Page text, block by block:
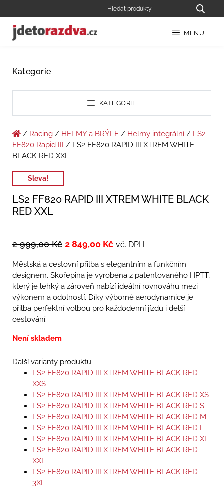
MENU
Kategorie
KATEGORIE
/ Racing / HELMY a BRÝLE / Helmy integrální / LS2
FF820 Rapid III
/ LS2 FF820 RAPID III XTREM WHITE
BLACK RED XXL
Sleva!
LS2 FF820 RAPID III XTREM WHITE BLACK
RED XXL
2 999,00Kč 2 849,00 Kč vč. DPH
Městská a cestovní přilba s elegantním a funkčním
designem. Skořepina je vyrobena z patentovaného HPTT,
který je lehký a zároveň nabízí ideální rovnováhu mezi
výkonem a odolností. Díky výborné aerodynamice je
přilba perfektní volbou pro každodenní jízdu i delší
cestování.
Není skladem
Další varianty produktu
LS2 FF820 RAPID III XTREM WHITE BLACK RED
XXS
LS2 FF820 RAPID III XTREM WHITE BLACK RED XS
LS2 FF820 RAPID III XTREM WHITE BLACK RED S
LS2 FF820 RAPID III XTREM WHITE BLACK RED M
LS2 FF820 RAPID III XTREM WHITE BLACK RED L
LS2 FF820 RAPID III XTREM WHITE BLACK RED XL
LS2 FF820 RAPID III XTREM WHITE BLACK RED
XXL
LS2 FF820 RAPID III XTREM WHITE BLACK RED
3XL